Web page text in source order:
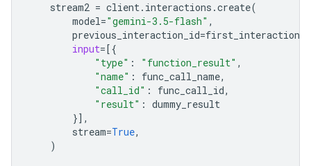
stream2 = client. interactions .create(
model="gemini-3.5-flash" ,
previous_interaction_id=
input=[{
"type" : "function_result" ,
"name" : func_call_name,
"call_id" : func_call_id,
"result" : dummy_result
}],
stream=True,
)